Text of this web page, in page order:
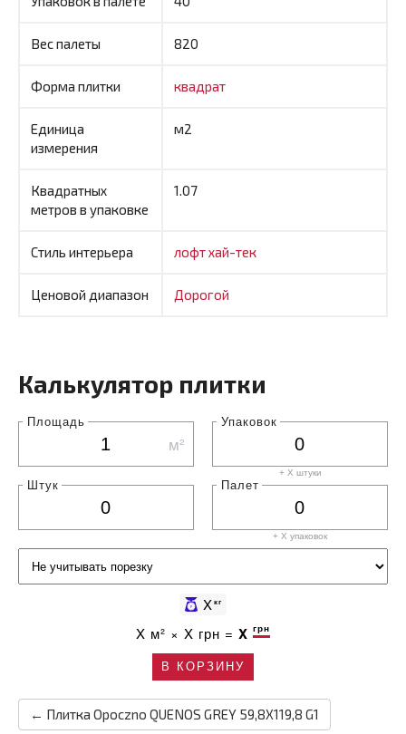
Вес палеты 820
Форма плитки квадрат
Единица
измерения
м2
Квадратных
метров в упаковке
1.07
Стиль интерьера лофтхай-тек
Ценовой диапазон Дорогой
Калькулятор плитки
Площадь
м²
Упаковок
+ X штуки
Штук Палет
+ X упаковок
Xкг
X м² × X грн = X грн
В КОРЗИНУ
← Плитка Opoczno QUENOS GREY 59,8X119,8 G1